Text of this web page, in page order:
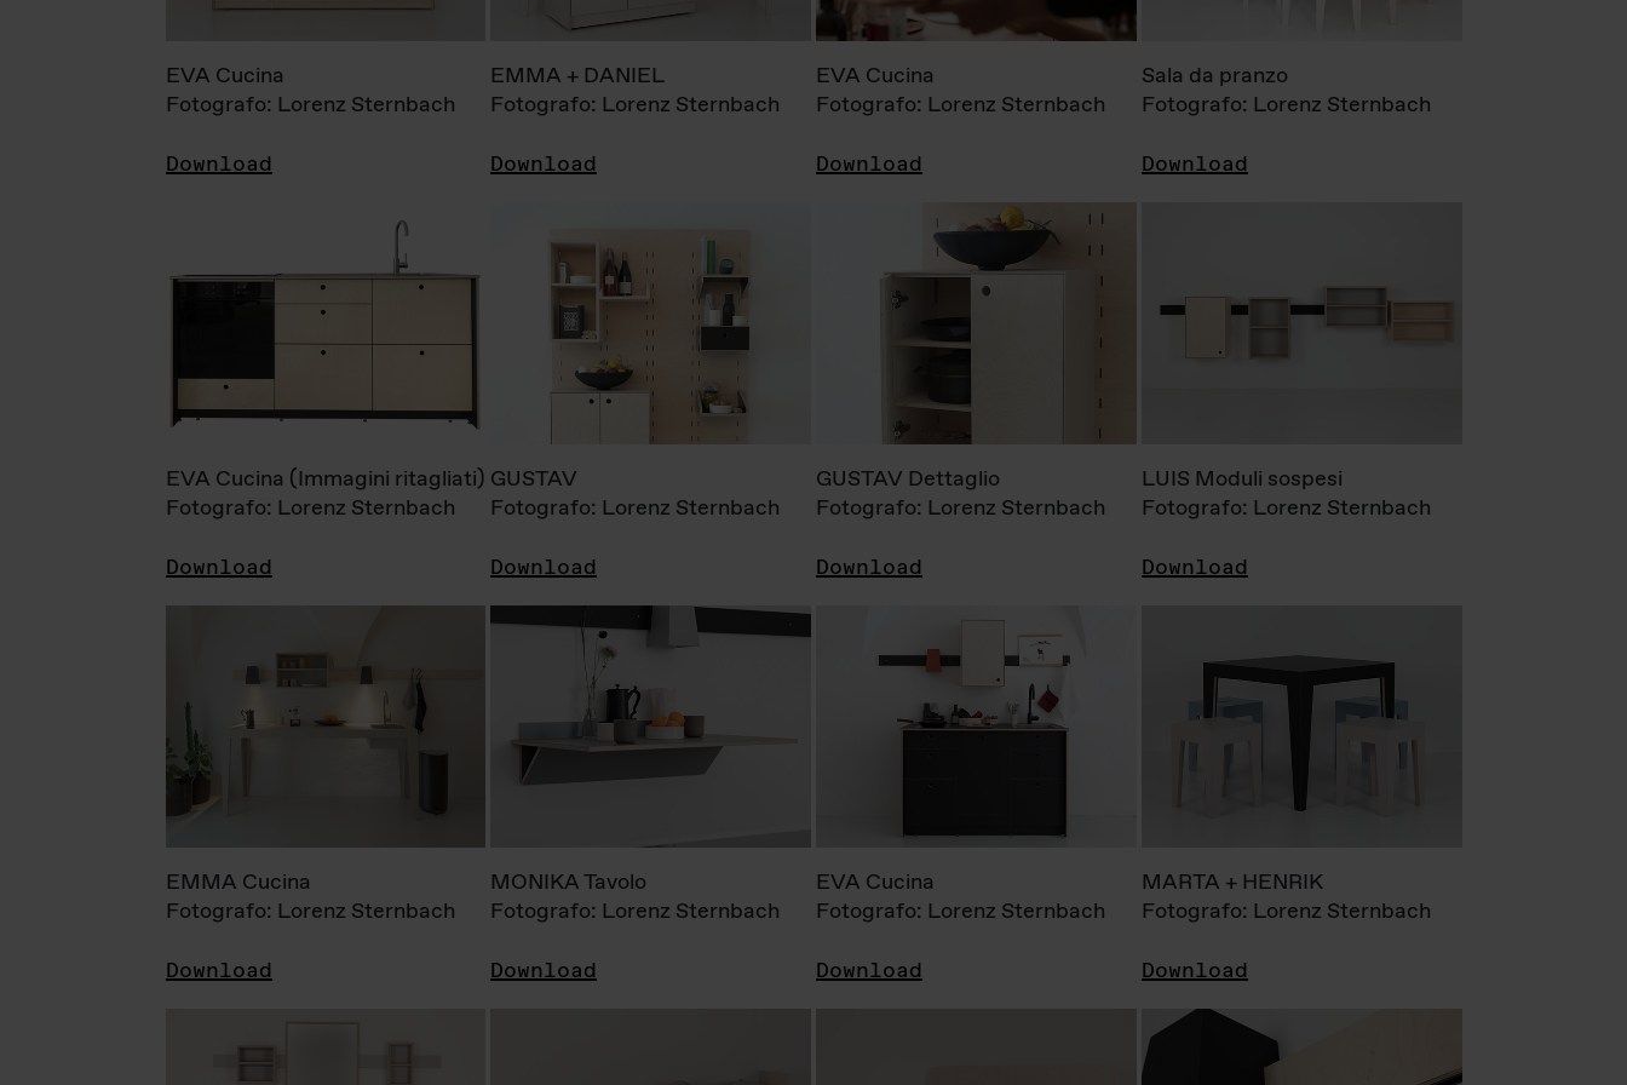
EVA Cucina
Fotografo: Lorenz Sternbach
Download
EMMA + DANIEL
Fotografo: Lorenz Sternbach
Download
EVA Cucina
Fotografo: Lorenz Sternbach
Download
Sala da pranzo
Fotografo: Lorenz Sternbach
Download
EVA Cucina (Immagini ritagliati)
Fotografo: Lorenz Sternbach
Download
GUSTAV
Fotografo: Lorenz Sternbach
Download
GUSTAV Dettaglio
Fotografo: Lorenz Sternbach
Download
LUIS Moduli sospesi
Fotografo: Lorenz Sternbach
Download
EMMA Cucina
Fotografo: Lorenz Sternbach
Download
MONIKA Tavolo
Fotografo: Lorenz Sternbach
Download
EVA Cucina
Fotografo: Lorenz Sternbach
Download
MARTA + HENRIK
Fotografo: Lorenz Sternbach
Download